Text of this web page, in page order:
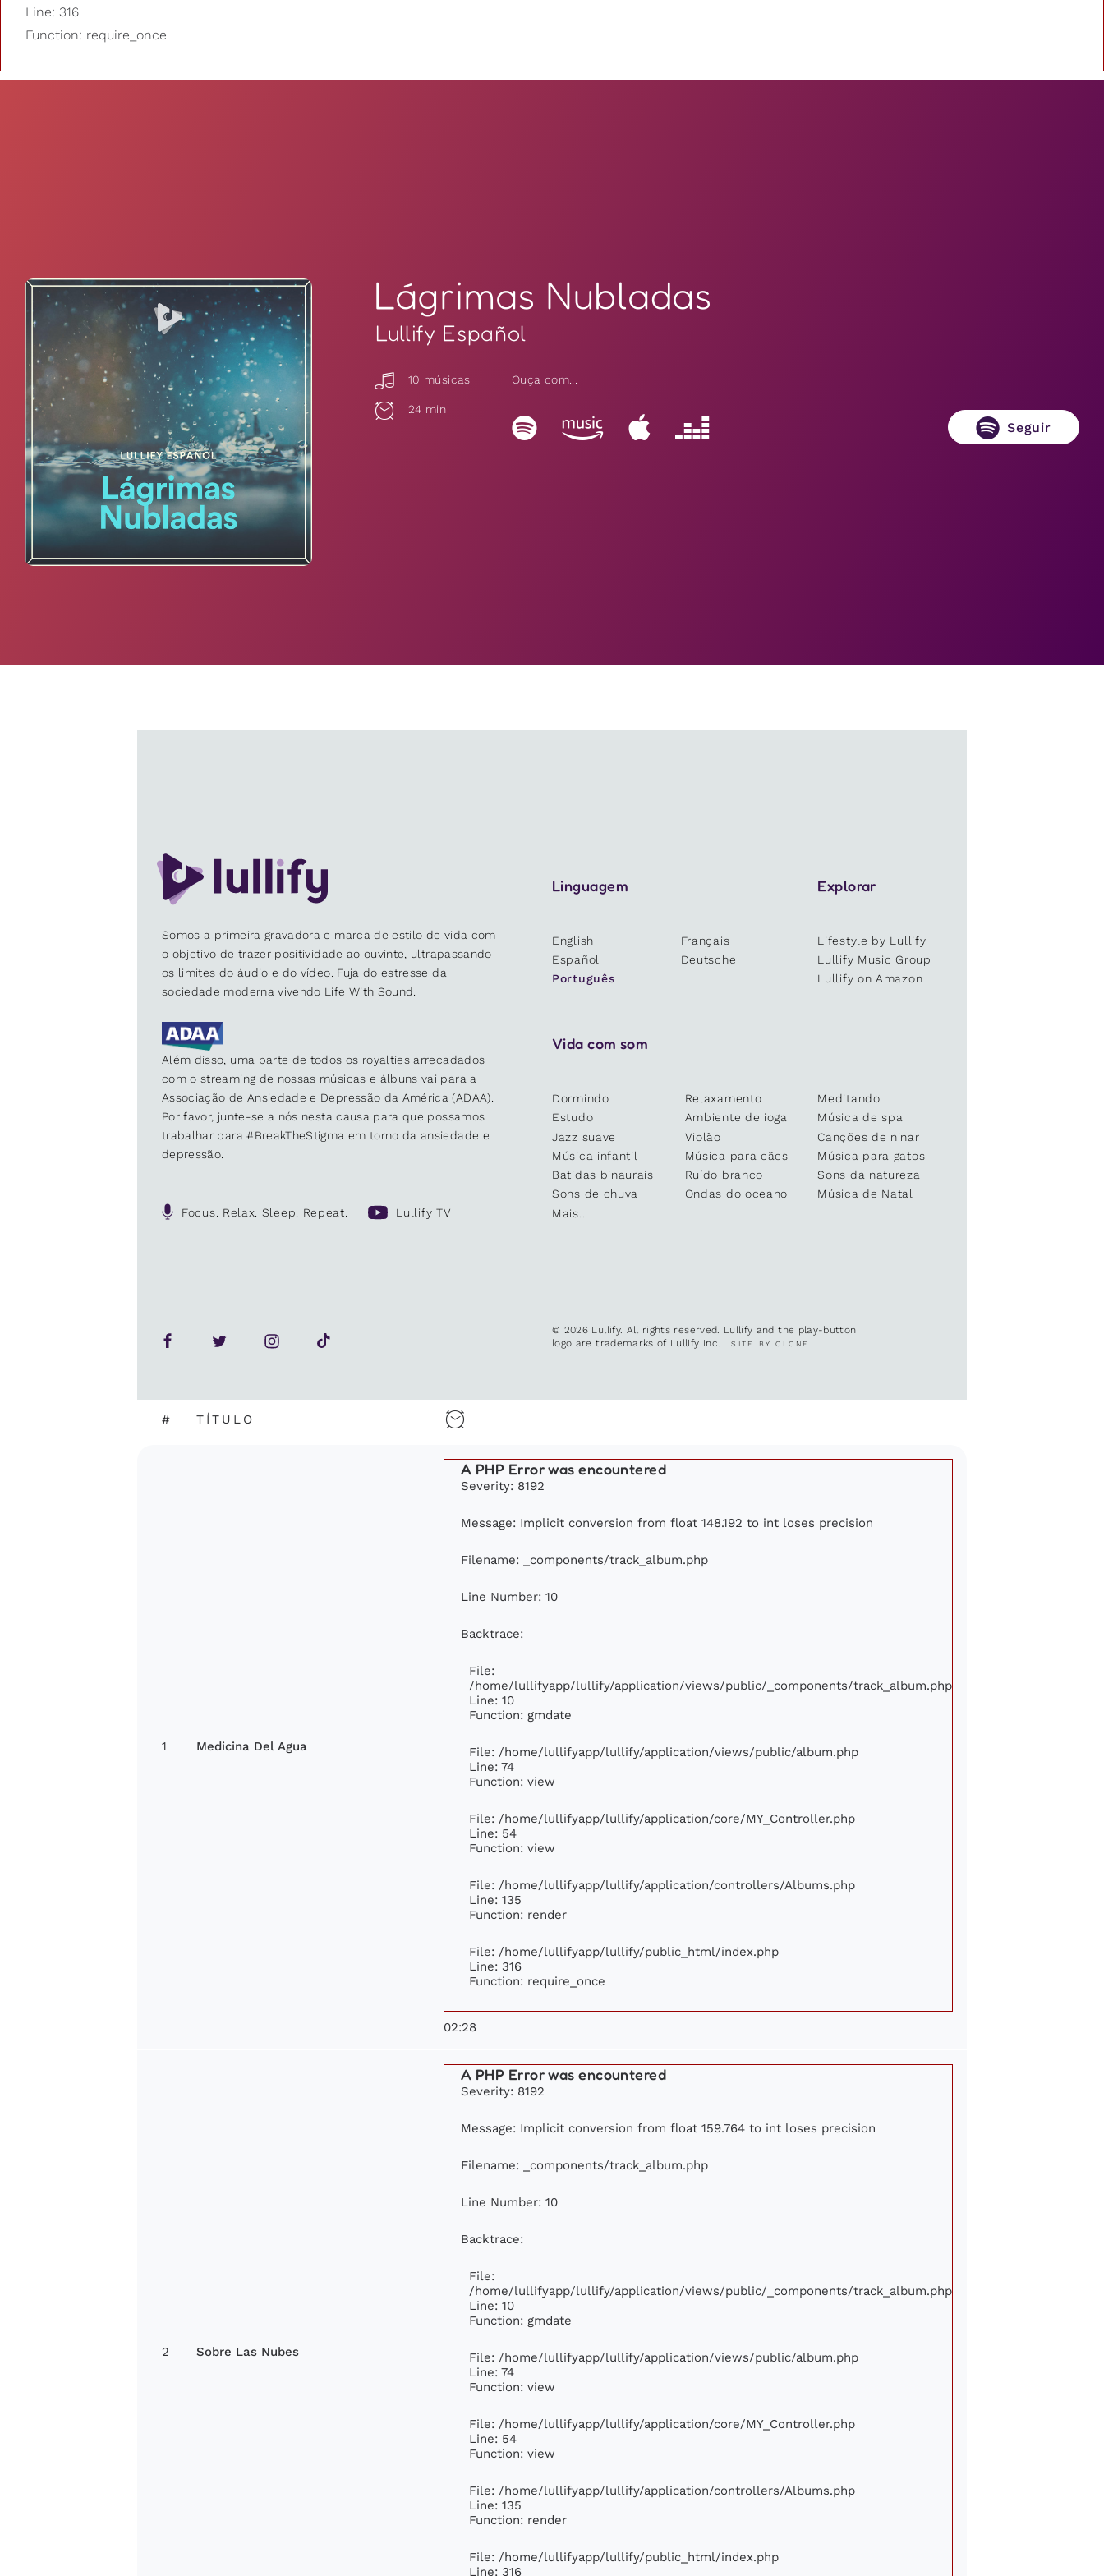
Line: 316
Function: require_once
Lágrimas Nubladas
Lullify Español
10 músicas
24 min
Ouça com...
Seguir
Somos a primeira gravadora e marca de estilo de vida com
o objetivo de trazer positividade ao ouvinte, ultrapassando
os limites do áudio e do vídeo. Fuja do estresse da
sociedade moderna vivendo Life With Sound.
Além disso, uma parte de todos os royalties arrecadados
com o streaming de nossas músicas e álbuns vai para a
Associação de Ansiedade e Depressão da América (ADAA).
Por favor, junte-se a nós nesta causa para que possamos
trabalhar para #BreakTheStigma em torno da ansiedade e
depressão.
Focus. Relax. Sleep. Repeat. Lullify TV
Linguagem
English
Français
Español
Deutsche
Português
Explorar
Lifestyle by Lullify
Lullify Music Group
Lullify on Amazon
Vida com som
Dormindo Relaxamento
Meditando
Estudo
Ambiente de ioga
Música de spa
Jazz suave
Violão
Canções de ninar
Música infantil
Música para cães
Música para gatos
Batidas binaurais
Ruído branco
Sons da natureza
Sons de chuva
Ondas do oceano
Música de Natal
Mais...
© 2026 Lullify. All rights reserved. Lullify and the play-button
logo are trademarks of Lullify Inc.SITE BY CLONE
# TÍTULO
1 Medicina Del Agua
A PHP Error was encountered
Severity: 8192
Message: Implicit conversion from float 148.192 to int loses precision
Filename: _components/track_album.php
Line Number: 10
Backtrace:
File:
/home/lullifyapp/lullify/application/views/public/_components/track_album.php
Line: 10
Function: gmdate
File: /home/lullifyapp/lullify/application/views/public/album.php
Line: 74
Function: view
File: /home/lullifyapp/lullify/application/core/MY_Controller.php
Line: 54
Function: view
File: /home/lullifyapp/lullify/application/controllers/Albums.php
Line: 135
Function: render
File: /home/lullifyapp/lullify/public_html/index.php
Line: 316
Function: require_once
02:28
2 Sobre Las Nubes
A PHP Error was encountered
Severity: 8192
Message: Implicit conversion from float 159.764 to int loses precision
Filename: _components/track_album.php
Line Number: 10
Backtrace:
File:
/home/lullifyapp/lullify/application/views/public/_components/track_album.php
Line: 10
Function: gmdate
File: /home/lullifyapp/lullify/application/views/public/album.php
Line: 74
Function: view
File: /home/lullifyapp/lullify/application/core/MY_Controller.php
Line: 54
Function: view
File: /home/lullifyapp/lullify/application/controllers/Albums.php
Line: 135
Function: render
File: /home/lullifyapp/lullify/public_html/index.php
Line: 316